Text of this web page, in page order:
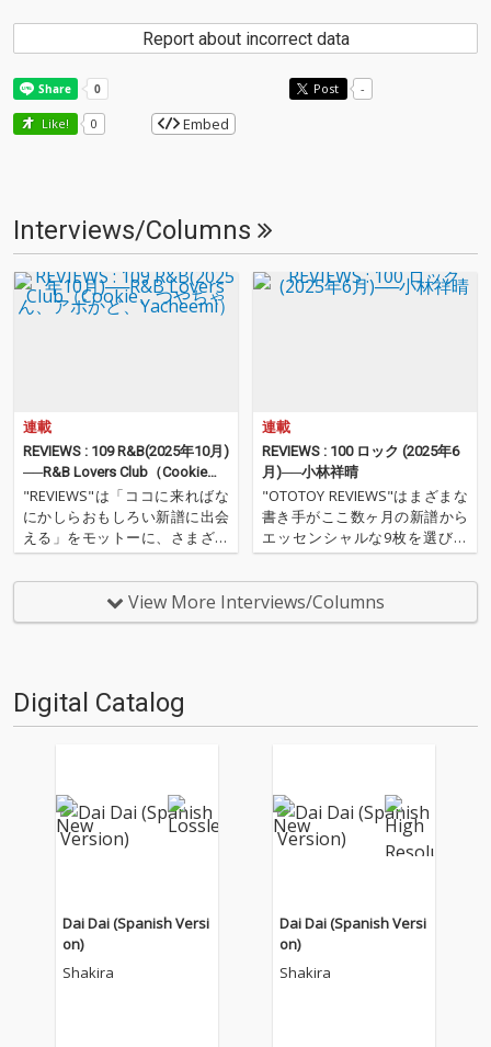
Report about incorrect data
Post -
Like! 0 Embed
Interviews/Columns
連載
REVIEWS : 109 R&B(2025年10月)
──R&B Lovers Club（Cookie、
つやちゃん、アボかど、Yachee
mi）
"REVIEWS"は「ココに来ればな
にかしらおもしろい新譜に出会
える」をモットーに、さまざま
な書き手がここ3ヶ月の新譜か
らエッセンシャルな9枚を選び
レヴューする本コーナー。今回
はR&B偏愛＆紹介ポッセ、R&B
連載
REVIEWS : 100 ロック (2025年6
月)──小林祥晴
"OTOTOY REVIEWS"はまざまな
書き手がここ数ヶ月の新譜から
エッセンシャルな9枚を選びレ
ヴューするコーナー。今回は小
林祥晴による、洋楽ロックを中
心とした9枚。 ''OTOTOY REVIE
WS 100'' ''『ロック(2025年6
View More Interviews/Columns
Digital Catalog
Dai Dai (Spanish Versi
on)
Shakira
Dai Dai (Spanish Versi
on)
Shakira